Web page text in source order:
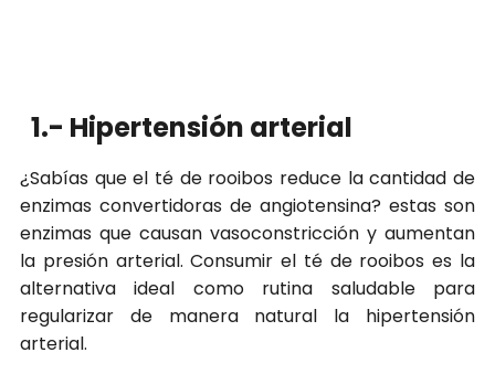
1.- Hipertensión arterial
¿Sabías que el té de rooibos reduce la cantidad de
enzimas convertidoras de angiotensina? estas son
enzimas que causan vasoconstricción y aumentan
la presión arterial. Consumir el té de rooibos es la
alternativa ideal como rutina saludable para
regularizar de manera natural la hipertensión
arterial.